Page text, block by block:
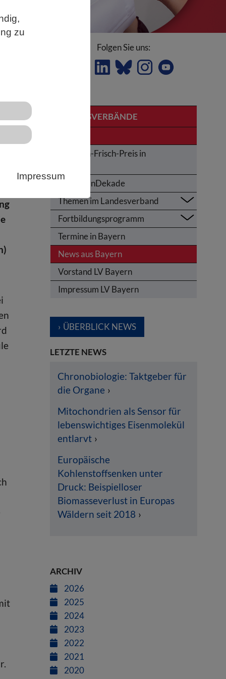
zu
Impressum
bei
Folgen Sie uns:
LANDESVERBÄNDE
Karl-von-Frisch-Preis in
UNOzeanDekade
Themen im Landesverband
Fortbildungsprogramm
Termine in Bayern
News aus Bayern
Vorstand LV Bayern
Impressum LV Bayern
ÜBERBLICK NEWS
LETZTE NEWS
Chronobiologie: Taktgeber für
die Organe
Mitochondrien als Sensor für
lebenswichtiges Eisenmolekül
entlarvt
Europäische
Kohlenstoffsenken unter
Druck: Beispielloser
Biomasseverlust in Europas
Wäldern seit 2018
ARCHIV
2026
2025
2024
2023
2022
2021
2020